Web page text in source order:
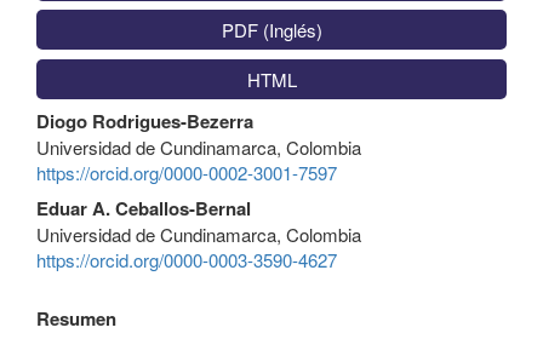
PDF (Inglés)
HTML
Contenido
principal
del
artículo
Diogo Rodrigues-Bezerra
Universidad de Cundinamarca, Colombia
https://orcid.org/0000-0002-3001-7597
Eduar A. Ceballos-Bernal
Universidad de Cundinamarca, Colombia
https://orcid.org/0000-0003-3590-4627
Resumen